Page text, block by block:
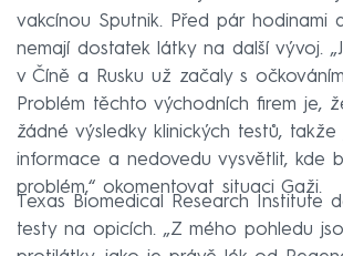
vakcínou Sputnik. Před pár hodinami
nemají dostatek látky na další vývoj.
v Číně a Rusku už začaly s
Problém těchto východních firem je,
žádné výsledky klinických testů, takže
informace a nedovedu vysvětlit, kde
problém,“ okomentovat situaci Gaži.
Texas Biomedical Research Institute
testy na opicích. „Z mého pohledu